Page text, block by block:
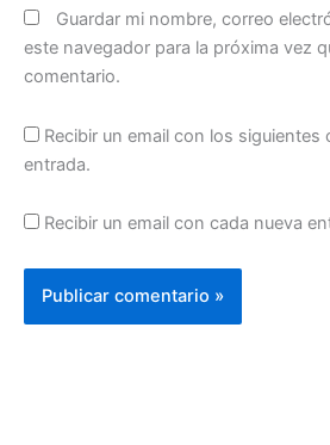
Guardar mi nombre, correo
este navegador para la próxima vez
comentario.
Recibir un email con los siguientes
entrada.
Recibir un email con cada nueva